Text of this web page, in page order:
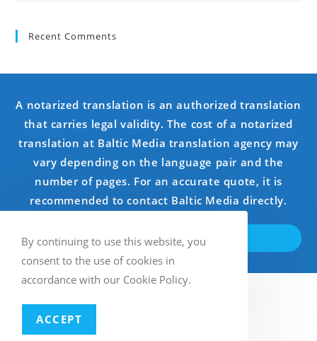
Recent Comments
A notarized translation is an authorized translation
that carries legal validity. The cost of a notarized
translation at Baltic Media translation agency may
vary depending on the language pair and the
number of pages. For an accurate quote, it is
recommended to contact Baltic Media directly.
SAZINIETIES AR MUMS
Latviešu
Multilingual WordPress
By continuing to use this website, you
consent to the use of cookies in
accordance with our Cookie Policy.
ACCEPT